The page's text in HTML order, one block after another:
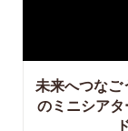
未来へつなご
のミニシア